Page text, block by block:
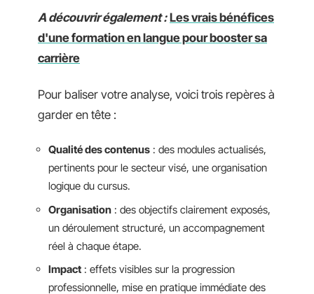
A découvrir également : Les vrais bénéfices
d'une formation en langue pour booster sa
carrière
Pour baliser votre analyse, voici trois repères à
garder en tête :
Qualité des contenus : des modules actualisés,
pertinents pour le secteur visé, une organisation
logique du cursus.
Organisation : des objectifs clairement exposés,
un déroulement structuré, un accompagnement
réel à chaque étape.
Impact : effets visibles sur la progression
professionnelle, mise en pratique immédiate des